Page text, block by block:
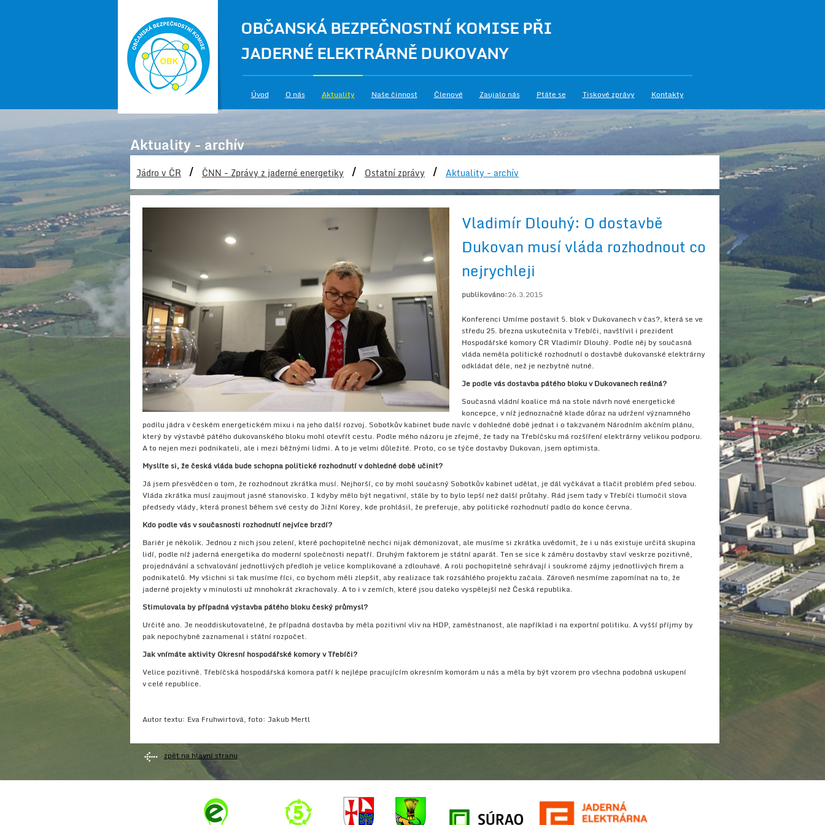
OBČANSKÁ BEZPEČNOSTNÍ KOMISE PŘI
JADERNÉ ELEKTRÁRNĚ DUKOVANY
Úvod O nás Aktuality Naše činnost Členové Zaujalo nás Ptáte se Tiskové zprávy Kontakty
Aktuality - archív
Jádro v ČR / ČNN - Zprávy z jaderné energetiky / Ostatní zprávy / Aktuality - archív
Vladimír Dlouhý: O dostavbě
Dukovan musí vláda rozhodnout co
nejrychleji
publikováno:26.3.2015
Konferenci Umíme postavit 5. blok v Dukovanech v čas?, která se ve
středu 25. března uskutečnila v Třebíči, navštívil i prezident
Hospodářské komory ČR Vladimír Dlouhý. Podle něj by současná
vláda neměla politické rozhodnutí o dostavbě dukovanské elektrárny
odkládat déle, než je nezbytně nutné.
Je podle vás dostavba pátého bloku v Dukovanech reálná?
Současná vládní koalice má na stole návrh nové energetické
koncepce, v níž jednoznačně klade důraz na udržení významného
podílu jádra v českém energetickém mixu i na jeho další rozvoj. Sobotkův kabinet bude navíc v dohledné době jednat i o takzvaném Národním akčním plánu,
který by výstavbě pátého dukovanského bloku mohl otevřít cestu. Podle mého názoru je zřejmé, že tady na Třebíčsku má rozšíření elektrárny velikou podporu.
A to nejen mezi podnikateli, ale i mezi běžnými lidmi. A to je velmi důležité. Proto, co se týče dostavby Dukovan, jsem optimista.
Myslíte si, že česká vláda bude schopna politické rozhodnutí v dohledné době učinit?
Já jsem přesvědčen o tom, že rozhodnout zkrátka musí. Nejhorší, co by mohl současný Sobotkův kabinet udělat, je dál vyčkávat a tlačit problém před sebou.
Vláda zkrátka musí zaujmout jasné stanovisko. I kdyby mělo být negativní, stále by to bylo lepší než další průtahy. Rád jsem tady v Třebíči tlumočil slova
předsedy vlády, která pronesl během své cesty do Jižní Korey, kde prohlásil, že preferuje, aby politické rozhodnutí padlo do konce června.
Kdo podle vás v současnosti rozhodnutí nejvíce brzdí?
Bariér je několik. Jednou z nich jsou zelení, které pochopitelně nechci nijak démonizovat, ale musíme si zkrátka uvědomit, že i u nás existuje určitá skupina
lidí, podle níž jaderná energetika do moderní společnosti nepatří. Druhým faktorem je státní aparát. Ten se sice k záměru dostavby staví veskrze pozitivně,
projednávání a schvalování jednotlivých předloh je velice komplikované a zdlouhavé. A roli pochopitelně sehrávají i soukromé zájmy jednotlivých firem a
podnikatelů. My všichni si tak musíme říci, co bychom měli zlepšit, aby realizace tak rozsáhlého projektu začala. Zároveň nesmíme zapomínat na to, že
jaderné projekty v minulosti už mnohokrát zkrachovaly. A to i v zemích, které jsou daleko vyspělejší než Česká republika.
Stimulovala by případná výstavba pátého bloku český průmysl?
Určitě ano. Je neoddiskutovatelné, že případná dostavba by měla pozitivní vliv na HDP, zaměstnanost, ale například i na exportní politiku. A vyšší příjmy by
pak nepochybně zaznamenal i státní rozpočet.
Jak vnímáte aktivity Okresní hospodářské komory v Třebíči?
Velice pozitivně. Třebíčská hospodářská komora patří k nejlépe pracujícím okresním komorám u nás a měla by být vzorem pro všechna podobná uskupení
v celé republice.
Autor textu: Eva Fruhwirtová, foto: Jakub Mertl
zpět na hlavní stranu